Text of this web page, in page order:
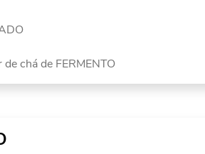
chá de FERMENTO